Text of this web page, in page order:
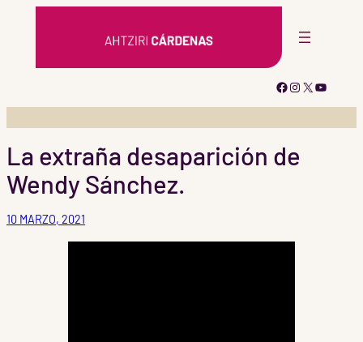
Facebook
Instagram
X YouTube
La extraña desaparición de
Wendy Sánchez.
10 MARZO, 2021